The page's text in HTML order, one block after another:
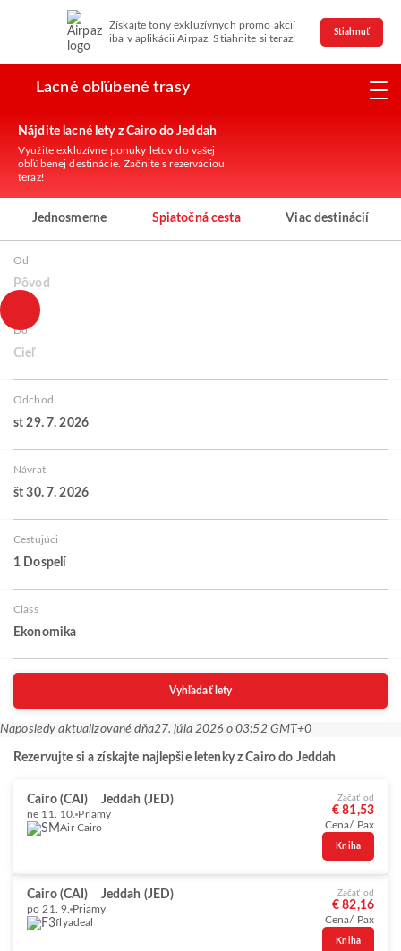
Získajte tony exkluzívnych promo akcií
iba v aplikácii Airpaz. Stiahnite si teraz!
Stiahnuť
Lacné obľúbené trasy
Nájdite lacné lety z Cairo do Jeddah
Využite exkluzívne ponuky letov do vašej
obľúbenej destinácie. Začnite s rezerváciou
teraz!
Jednosmerne Spiatočná cesta Viac destinácií
Od
Pôvod
Do
Cieľ
Odchod
st 29. 7. 2026
Návrat
št 30. 7. 2026
Cestujúci
1 Dospelí
Class
Ekonomika
Vyhľadať lety
Naposledy aktualizované dňa27. júla 2026 o 03:52 GMT+0
Rezervujte si a získajte najlepšie letenky z Cairo do Jeddah
Cairo (CAI) Jeddah (JED)
ne 11. 10. Priamy
Air Cairo
Začať od
€ 81,53
Cena/ Pax
Kniha
Cairo (CAI) Jeddah (JED)
po 21. 9. Priamy
flyadeal
Začať od
€ 82,16
Cena/ Pax
Kniha